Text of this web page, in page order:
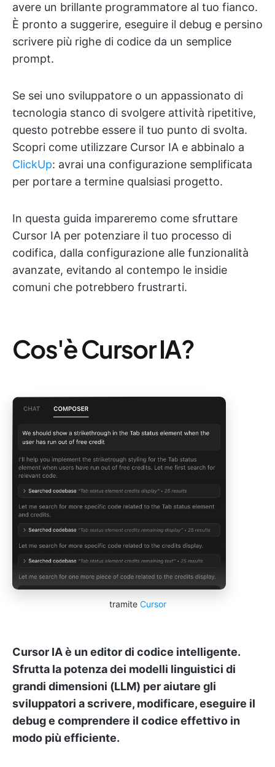
avere un brillante programmatore al tuo fianco.
È pronto a suggerire, eseguire il debug e persino
scrivere più righe di codice da un semplice
prompt.
Se sei uno sviluppatore o un appassionato di
tecnologia stanco di svolgere attività ripetitive,
questo potrebbe essere il tuo punto di svolta.
Scopri come utilizzare Cursor IA e abbinalo a
ClickUp: avrai una configurazione semplificata
per portare a termine qualsiasi progetto.
In questa guida impareremo come sfruttare
Cursor IA per potenziare il tuo processo di
codifica, dalla configurazione alle funzionalità
avanzate, evitando al contempo le insidie
comuni che potrebbero frustrarti.
Cos'è Cursor IA?
tramite Cursor
Cursor IA è un editor di codice intelligente.
Sfrutta la potenza dei modelli linguistici di
grandi dimensioni (LLM) per aiutare gli
sviluppatori a scrivere, modificare, eseguire il
debug e comprendere il codice effettivo in
modo più efficiente.